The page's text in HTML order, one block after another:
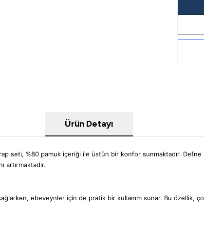
Ürün Detayı
seti, %80 pamuk içeriği ile üstün bir konfor sunmaktadır. Defne
artırmaktadır.
ebeveynler için de pratik bir kullanım sunar. Bu özellik,